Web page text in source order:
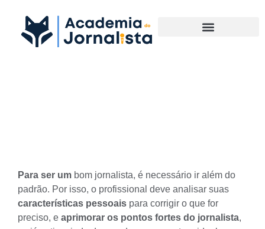
Para ser um bom jornalista, é necessário ir além do
padrão. Por isso, o profissional deve analisar suas
características pessoais para corrigir o que for
preciso, e aprimorar os pontos fortes do jornalista,